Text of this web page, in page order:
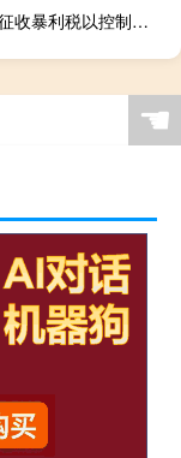
法国考虑征收暴利税以控制电价
☚